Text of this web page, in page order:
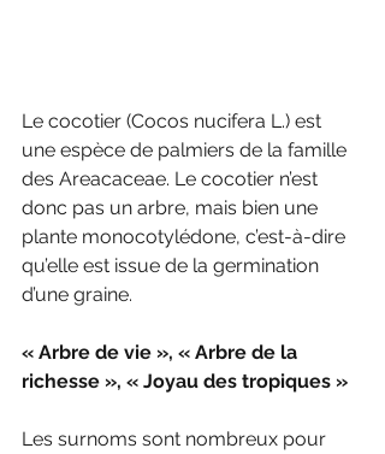
Le cocotier (Cocos nucifera L.) est
une espèce de palmiers de la famille
des Areacaceae. Le cocotier n’est
donc pas un arbre, mais bien une
plante monocotylédone, c’est-à-dire
qu’elle est issue de la germination
d’une graine.
« Arbre de vie », « Arbre de la
richesse », « Joyau des tropiques »
Les surnoms sont nombreux pour